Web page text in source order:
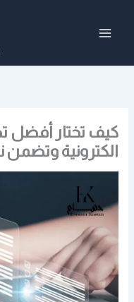
كيف تختار أفضل
الكترونية وتضمن